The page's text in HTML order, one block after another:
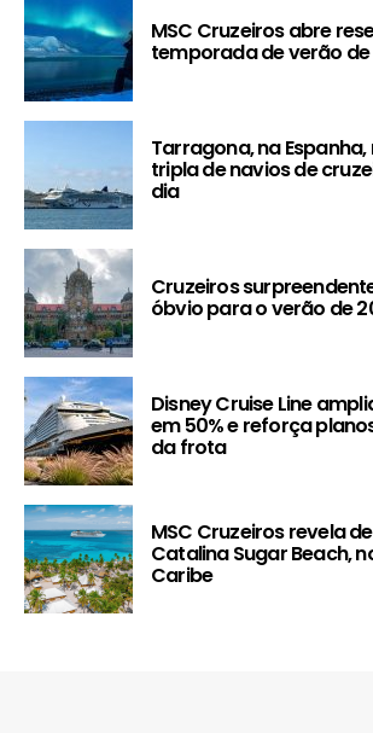
MSC Cruzeiros abre
temporada de verão de
Tarragona, na
tripla de navios de
dia
Cruzeiros
óbvio para o verão de
Disney Cruise Line
em 50% e reforça
da frota
MSC Cruzeiros revela
Catalina Sugar Beach,
Caribe